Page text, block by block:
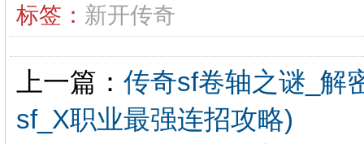
标签： 新开传奇
上一篇： 传奇sf卷轴之谜_解
sf_X职业最强连招攻略)